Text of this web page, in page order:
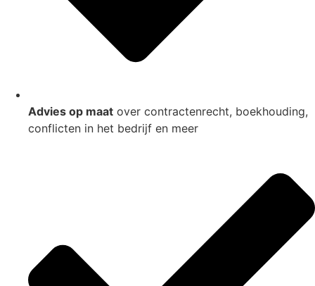
Advies op maat over contractenrecht, boekhouding,
conflicten in het bedrijf en meer